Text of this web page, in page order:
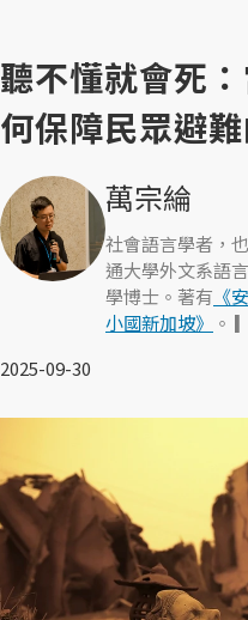
聽不懂就會死
何保障民眾避難
萬宗綸
社會語言學者，
通大學外文系語
學博士。著有 《
小國新加坡》
。
2025-09-30